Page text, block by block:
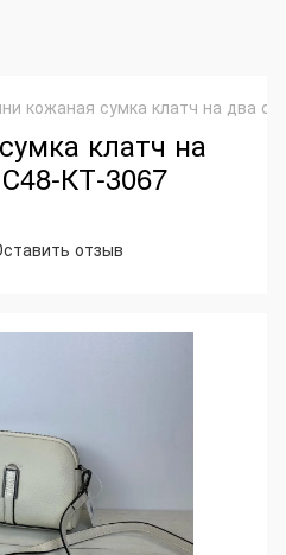
кожаная сумка клатч на два
клатч на
КТ-3067
отзыв